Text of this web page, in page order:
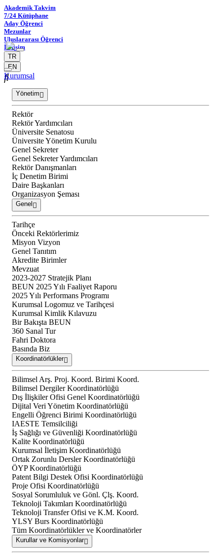
Akademik Takvim
7/24 Kütüphane
Aday Öğrenci
Mezunlar
Uluslararası Öğrenci
İletişim
TR
EN
Kurumsal
Yönetim
Rektör
Rektör Yardımcıları
Üniversite Senatosu
Üniversite Yönetim Kurulu
Genel Sekreter
Genel Sekreter Yardımcıları
Rektör Danışmanları
İç Denetim Birimi
Daire Başkanları
Organizasyon Şeması
Genel
Tarihçe
Önceki Rektörlerimiz
Misyon Vizyon
Genel Tanıtım
Akredite Birimler
Mevzuat
2023-2027 Stratejik Planı
BEUN 2025 Yılı Faaliyet Raporu
2025 Yılı Performans Programı
Kurumsal Logomuz ve Tarihçesi
Kurumsal Kimlik Kılavuzu
Bir Bakışta BEUN
360 Sanal Tur
Fahri Doktora
Basında Biz
Koordinatörlükler
Bilimsel Arş. Proj. Koord. Birimi Koord.
Bilimsel Dergiler Koordinatörlüğü
Dış İlişkiler Ofisi Genel Koordinatörlüğü
Dijital Veri Yönetim Koordinatörlüğü
Engelli Öğrenci Birimi Koordinatörlüğü
IAESTE Temsilciliği
İş Sağlığı ve Güvenliği Koordinatörlüğü
Kalite Koordinatörlüğü
Kurumsal İletişim Koordinatörlüğü
Ortak Zorunlu Dersler Koordinatörlüğü
ÖYP Koordinatörlüğü
Patent Bilgi Destek Ofisi Koordinatörlüğü
Proje Ofisi Koordinatörlüğü
Sosyal Sorumluluk ve Gönl. Çlş. Koord.
Teknoloji Takımları Koordinatörlüğü
Teknoloji Transfer Ofisi ve K.M. Koord.
YLSY Burs Koordinatörlüğü
Tüm Koordinatörlükler ve Koordinatörler
Kurullar ve Komisyonlar